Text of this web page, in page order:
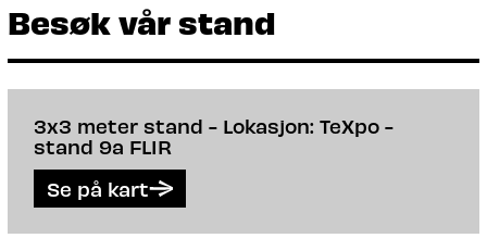
Besøk vår stand
3x3 meter stand - Lokasjon: TeXpo -
stand 9a FLIR
Se på kart